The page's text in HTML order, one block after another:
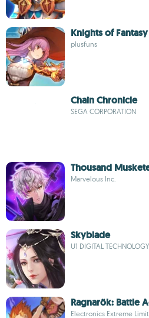
Knights of Fantasy
plusfuns
Chain Chronicle
SEGA CORPORATION
Thousand
Marvelous Inc.
Skyblade
U1 DIGITAL
Ragnarök: Battle
Electronics Extreme